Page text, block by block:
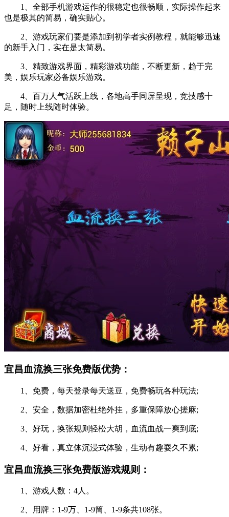
1、全部手机游戏运作的很稳定也很畅顺，实际操作起来
也是极其的简易，确实贴心。
2、游戏玩家们要是添加到初学者实例教程，就能够迅速
的新手入门，实在是太简易。
3、精致游戏界面，精彩游戏功能，不断更新，趋于完
美，娱乐玩家必备娱乐游戏。
4、百万人气活跃上线，各地高手同屏呈现，竞技感十
足，随时上线随时体验。
宜昌血流换三张免费版优势：
1、免费，每天登录每天送豆，免费畅玩各种玩法;
2、安全，数据加密杜绝外挂，多重保障放心搓麻;
3、好玩，换张规则轻松大胡，血流血战一爽到底;
4、好看，真立体沉浸式体验，生动有趣耍久不累;
宜昌血流换三张免费版游戏规则：
1、游戏人数：4人。
2、用牌：1-9万、1-9筒、1-9条共108张。